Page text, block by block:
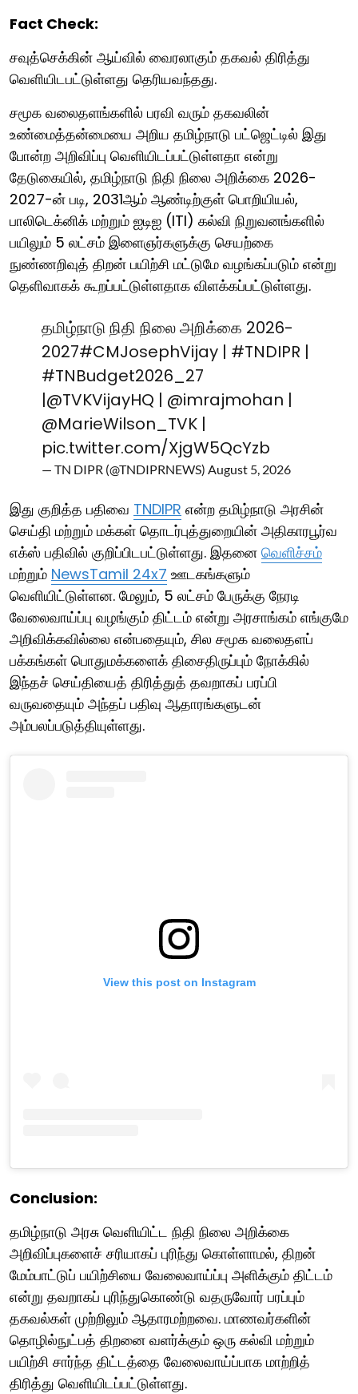
Fact Check:
சவுத்செக்கின் ஆய்வில் வைரலாகும் தகவல் திரித்து
வெளியிடபட்டுள்ளது தெரியவந்தது.
சமூக வலைதளங்களில் பரவி வரும் தகவலின்
உண்மைத்தன்மையை அறிய தமிழ்நாடு பட்ஜெட்டில் இது
போன்ற அறிவிப்பு வெளியிடப்பட்டுள்ளதா என்று
தேடுகையில், தமிழ்நாடு நிதி நிலை அறிக்கை 2026-
2027-ன் படி, 2031ஆம் ஆண்டிற்குள் பொறியியல்,
பாலிடெக்னிக் மற்றும் ஐடிஐ (ITI) கல்வி நிறுவனங்களில்
பயிலும் 5 லட்சம் இளைஞர்களுக்கு செயற்கை
நுண்ணறிவுத் திறன் பயிற்சி மட்டுமே வழங்கப்படும் என்று
தெளிவாகக் கூறப்பட்டுள்ளதாக விளக்கப்பட்டுள்ளது.
தமிழ்நாடு நிதி நிலை அறிக்கை 2026-
2027#CMJosephVijay | #TNDIPR |
#TNBudget2026_27
|@TVKVijayHQ | @imrajmohan |
@MarieWilson_TVK |
pic.twitter.com/XjgW5QcYzb
— TN DIPR (@TNDIPRNEWS) August 5, 2026
இது குறித்த பதிவை TNDIPR என்ற தமிழ்நாடு அரசின்
செய்தி மற்றும் மக்கள் தொடர்புத்துறையின் அதிகாரபூர்வ
எக்ஸ் பதிவில் குறிப்பிடபட்டுள்ளது. இதனை வெளிச்சம்
மற்றும் NewsTamil 24x7 ஊடகங்களும்
வெளியிட்டுள்ளன. மேலும், 5 லட்சம் பேருக்கு நேரடி
வேலைவாய்ப்பு வழங்கும் திட்டம் என்று அரசாங்கம் எங்குமே
அறிவிக்கவில்லை என்பதையும், சில சமூக வலைதளப்
பக்கங்கள் பொதுமக்களைக் திசைதிருப்பும் நோக்கில்
இந்தச் செய்தியைத் திரித்துத் தவறாகப் பரப்பி
வருவதையும் அந்தப் பதிவு ஆதாரங்களுடன்
அம்பலப்படுத்தியுள்ளது.
View this post on Instagram
Conclusion:
தமிழ்நாடு அரசு வெளியிட்ட நிதி நிலை அறிக்கை
அறிவிப்புகளைச் சரியாகப் புரிந்து கொள்ளாமல், திறன்
மேம்பாட்டுப் பயிற்சியை வேலைவாய்ப்பு அளிக்கும் திட்டம்
என்று தவறாகப் புரிந்துகொண்டு வதருவோர் பரப்பும்
தகவல்கள் முற்றிலும் ஆதாரமற்றவை. மாணவர்களின்
தொழில்நுட்பத் திறனை வளர்க்கும் ஒரு கல்வி மற்றும்
பயிற்சி சார்ந்த திட்டத்தை வேலைவாய்ப்பாக மாற்றித்
திரித்து வெளியிடப்பட்டுள்ளது.